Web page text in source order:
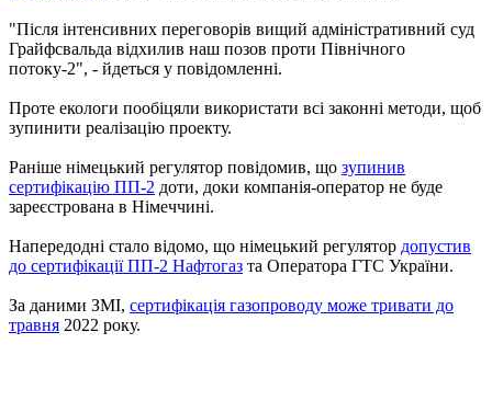
"Після інтенсивних переговорів вищий адміністративний суд
Грайфсвальда відхилив наш позов проти Північного
потоку-2", - йдеться у повідомленні.
Проте екологи пообіцяли використати всі законні методи, щоб
зупинити реалізацію проекту.
Раніше німецький регулятор повідомив, що зупинив
сертифікацію ПП-2 доти, доки компанія-оператор не буде
зареєстрована в Німеччині.
Напередодні стало відомо, що німецький регулятор допустив
до сертифікації ПП-2 Нафтогаз та Оператора ГТС України.
За даними ЗМІ, сертифікація газопроводу може тривати до
травня 2022 року.